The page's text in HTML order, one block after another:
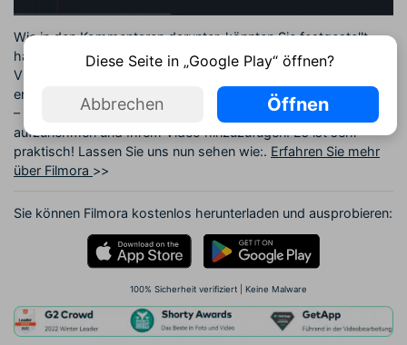
Wie in den Kommentaren darunter, könnten Sie festgestellt
haben, das iMovie immer versagt, ein VoiceOver zu Ihrem
Video hinzuzufügen. Um Ihnen zu helfen, ein VoiceOver
erfolgreich hinzuzufügen, empfehle ich die iMovie-Alternative
– Wondershare Video Editor für Mac, um ein VoiceOver
aufzunehmen und Ihrem Video hinzuzufügen. Es ist sehr
praktisch! Lassen Sie uns nun sehen wie:. Erfahren Sie mehr
über Filmora >>
Sie können Filmora kostenlos herunterladen und ausprobieren:
100% Sicherheit verifiziert | Keine Malware
Diese Seite in „Google Play“ öffnen?
Abbrechen Öffnen